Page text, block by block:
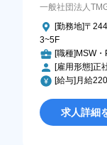
一般社団法人
[勤務地]〒
3~5F
[職種]MSW
[雇用形態]正
[給与]月給
求人詳細